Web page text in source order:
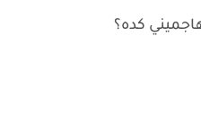
كده؟